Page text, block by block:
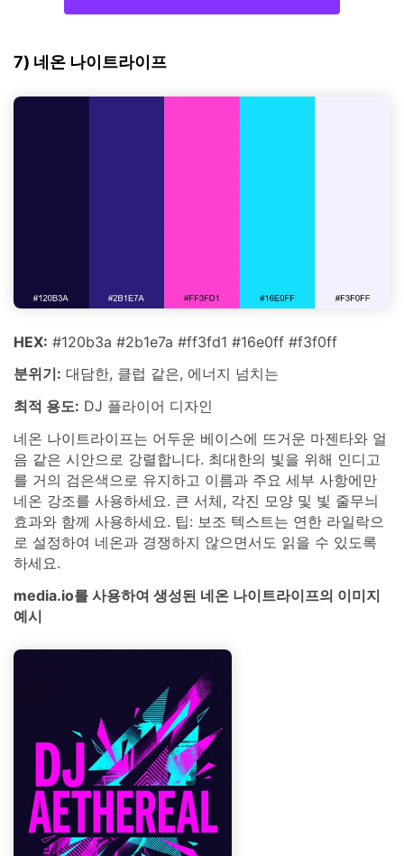
7) 네온 나이트라이프
HEX: #120b3a #2b1e7a #ff3fd1 #16e0ff #f3f0ff
분위기: 대담한, 클럽 같은, 에너지 넘치는
최적 용도: DJ 플라이어 디자인
네온 나이트라이프는 어두운 베이스에 뜨거운 마젠타와 얼
음 같은 시안으로 강렬합니다. 최대한의 빛을 위해 인디고
를 거의 검은색으로 유지하고 이름과 주요 세부 사항에만
네온 강조를 사용하세요. 큰 서체, 각진 모양 및 빛 줄무늬
효과와 함께 사용하세요. 팁: 보조 텍스트는 연한 라일락으
로 설정하여 네온과 경쟁하지 않으면서도 읽을 수 있도록
하세요.
media.io를 사용하여 생성된 네온 나이트라이프의 이미지
예시